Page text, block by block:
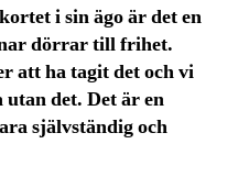
i sin ägo är det en
dörrar till frihet.
att ha tagit det och vi
det. Det är en
självständig och